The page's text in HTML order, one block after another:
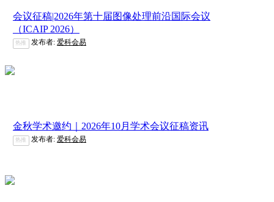
会议征稿|2026年第十届图像处理前沿国际会议
（ICAIP 2026）
热推 发布者: 爱科会易
金秋学术邀约｜2026年10月学术会议征稿资讯
热推 发布者: 爱科会易